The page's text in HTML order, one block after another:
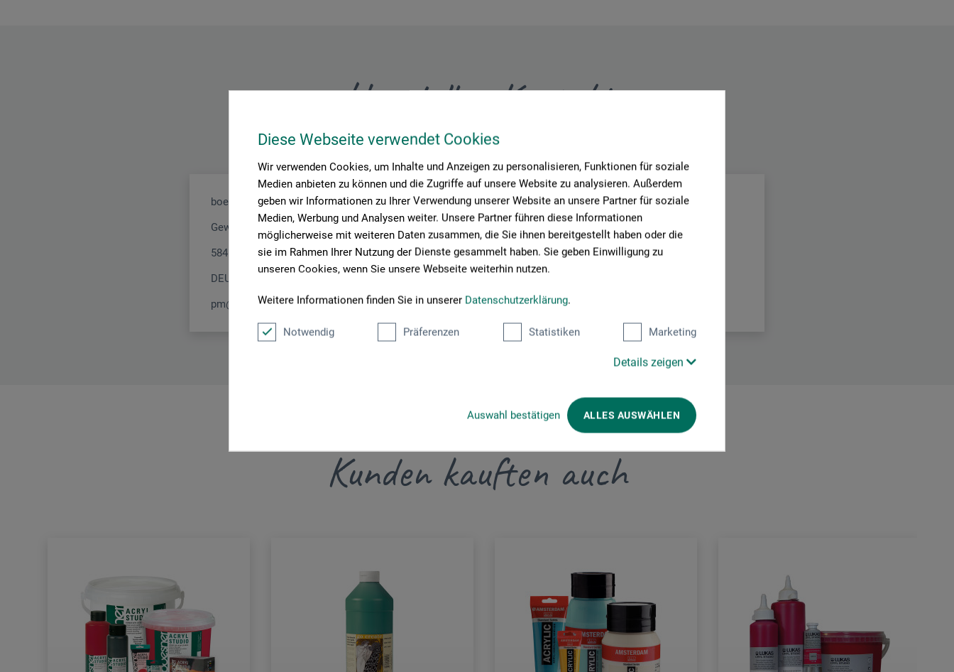
Diese Webseite verwendet Cookies
Wir verwenden Cookies, um Inhalte und Anzeigen zu personalisieren, Funktionen für soziale
Medien anbieten zu können und die Zugriffe auf unsere Website zu analysieren. Außerdem
geben wir Informationen zu Ihrer Verwendung unserer Website an unsere Partner für soziale
Medien, Werbung und Analysen weiter. Unsere Partner führen diese Informationen
möglicherweise mit weiteren Daten zusammen, die Sie ihnen bereitgestellt haben oder die
sie im Rahmen Ihrer Nutzung der Dienste gesammelt haben. Sie geben Einwilligung zu
unseren Cookies, wenn Sie unsere Webseite weiterhin nutzen.
Weitere Informationen finden Sie in unserer Datenschutzerklärung.
Notwendig Präferenzen Statistiken Marketing
Details zeigen
Auswahl bestätigen ALLES AUSWÄHLEN
Hersteller-Kontakt
boesner GmbH holding + innovations
Gewerkenstr. 2
58456 Witten
DEUTSCHLAND
pm@boesner.com
Kunden kauften auch